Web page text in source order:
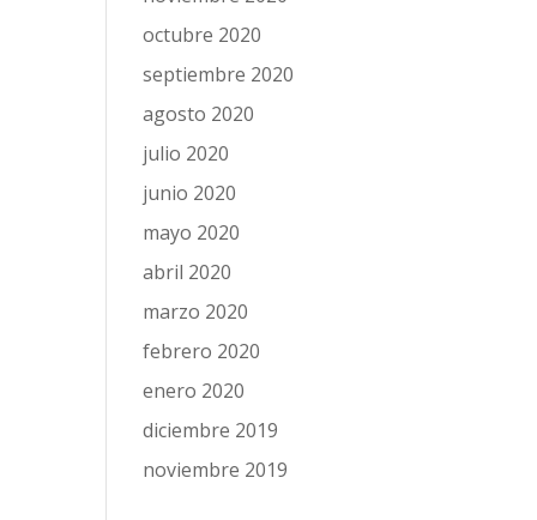
octubre 2020
septiembre 2020
agosto 2020
julio 2020
junio 2020
mayo 2020
abril 2020
marzo 2020
febrero 2020
enero 2020
diciembre 2019
noviembre 2019